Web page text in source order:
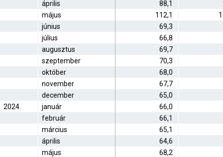
április
88,1
május
112,1
június
69,3
július
66,8
augusztus
69,7
szeptember
70,3
október
68,0
november
67,7
december
65,0
2024.
január 66,0
február
66,1
március
65,1
április
64,6
május
68,2